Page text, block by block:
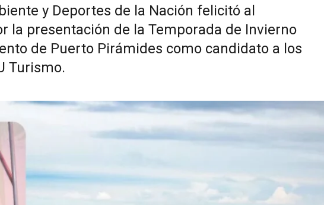
y Deportes de la Nación felicitó al
la presentación de la Temporada de Invierno
de Puerto Pirámides como candidato a los
Turismo.